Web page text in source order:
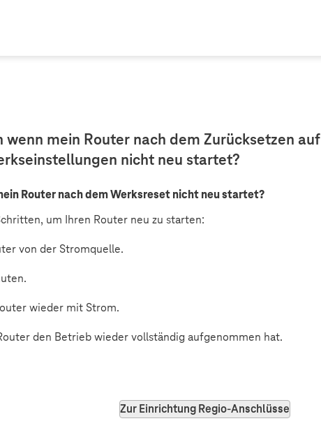
wenn mein Router nach dem Zurücksetzen auf
nicht neu startet?
Router nach dem Werksreset nicht neu startet?
um Ihren Router neu zu starten:
von der Stromquelle.
wieder mit Strom.
den Betrieb wieder vollständig aufgenommen hat.
Zur Einrichtung Regio-Anschlüsse